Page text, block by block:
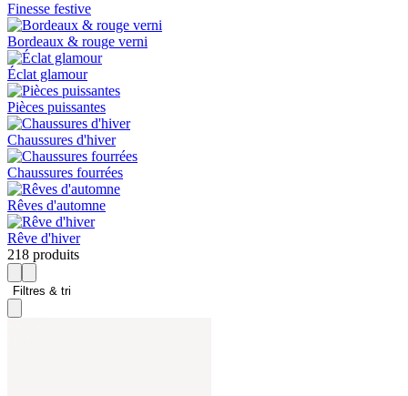
Finesse festive
Bordeaux & rouge verni
Éclat glamour
Pièces puissantes
Chaussures d'hiver
Chaussures fourrées
Rêves d'automne
Rêve d'hiver
218 produits